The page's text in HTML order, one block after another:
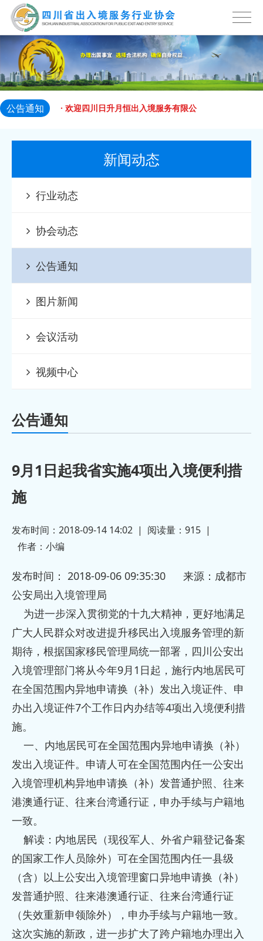
公告通知
加入四川 2023-12-13
· 欢迎成都嘉德环宇商务信息咨询有限
公司加入 2023-12-13
· 欢迎成都英联瑞钰贸易有限公司加入
四川省出 2023-12-13
· 欢迎四川日升月恒出入境服务有限公
2023-12-13
· 欢迎四川启明津桥出国咨询有限公司
四川省出 2023-12-13
· 欢迎四川日升月恒出入境服务有限公
司加入四 2023-12-13
· 欢迎四川美程睿途国际教育咨询有限
加入四川
· 欢迎成都钰壹商务信息咨询有限公司
加入四川 2023-12-13
新闻动态
行业动态
协会动态
公告通知
图片新闻
会议活动
视频中心
公告通知
9月1日起我省实施4项出入境便利措
施
发布时间：2018-09-14 14:02 | 阅读量： 915 |
作者： 小编
发布时间： 2018-09-06 09:35:30 来源：成都市
公安局出入境管理局
为进一步深入贯彻党的十九大精神，更好地满足
广大人民群众对改进提升移民出入境服务管理的新
期待，根据国家移民管理局统一部署，四川公安出
入境管理部门将从今年9月1日起，施行内地居民可
在全国范围内异地申请换（补）发出入境证件、申
办出入境证件7个工作日内办结等4项出入境便利措
施。
一、内地居民可在全国范围内异地申请换（补）
发出入境证件。申请人可在全国范围内任一公安出
入境管理机构异地申请换（补）发普通护照、往来
港澳通行证、往来台湾通行证，申办手续与户籍地
一致。
解读：内地居民（现役军人、外省户籍登记备案
的国家工作人员除外）可在全国范围内任一县级
（含）以上公安出入境管理窗口异地申请换（补）
发普通护照、往来港澳通行证、往来台湾通行证
（失效重新申领除外），申办手续与户籍地一致。
这次实施的新政，进一步扩大了跨户籍地办理出入